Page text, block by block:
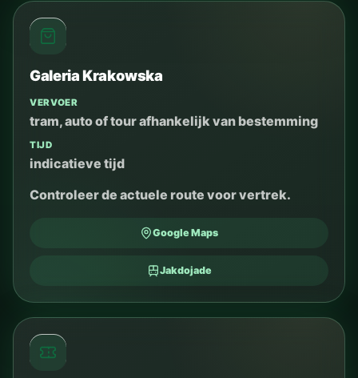
Galeria Krakowska
VERVOER
tram, auto of tour afhankelijk van bestemming
TIJD
indicatieve tijd
Controleer de actuele route voor vertrek.
Google Maps
Jakdojade